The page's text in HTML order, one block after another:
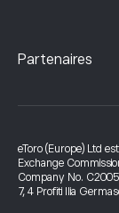
Partenaires
eToro (Europe) Ltd
Exchange
Company No.
7, 4 Profiti Ilia